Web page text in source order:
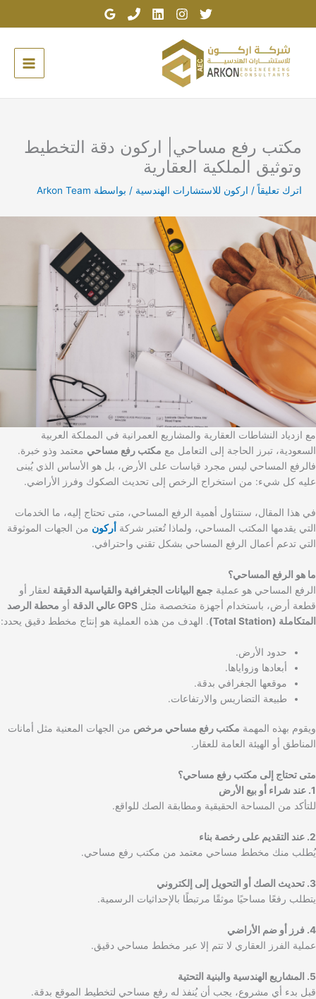
مكتب رفع مساحي| اركون دقة التخطيط
وتوثيق الملكية العقارية
اترك تعليقاً / اركون للاستشارات الهندسية / بواسطة Arkon Team
مع ازدياد النشاطات العقارية والمشاريع العمرانية في المملكة العربية
السعودية، تبرز الحاجة إلى التعامل مع مكتب رفع مساحي معتمد وذو خبرة.
فالرفع المساحي ليس مجرد قياسات على الأرض، بل هو الأساس الذي يُبنى
عليه كل شيء: من استخراج الرخص إلى تحديث الصكوك وفرز الأراضي.
في هذا المقال، سنتناول أهمية الرفع المساحي، متى تحتاج إليه، ما الخدمات
التي يقدمها المكتب المساحي، ولماذا تُعتبر شركة أركون من الجهات الموثوقة
التي تدعم أعمال الرفع المساحي بشكل تقني واحترافي.
ما هو الرفع المساحي؟
الرفع المساحي هو عملية جمع البيانات الجغرافية والقياسية الدقيقة لعقار أو
قطعة أرض، باستخدام أجهزة متخصصة مثل GPS عالي الدقة أو محطة الرصد
المتكاملة (Total Station)
. الهدف من هذه العملية هو إنتاج مخطط دقيق يحدد:
حدود الأرض.
أبعادها وزواياها.
موقعها الجغرافي بدقة.
طبيعة التضاريس والارتفاعات.
ويقوم بهذه المهمة مكتب رفع مساحي مرخص من الجهات المعنية مثل أمانات
المناطق أو الهيئة العامة للعقار.
متى تحتاج إلى مكتب رفع مساحي؟
1. عند شراء أو بيع الأرض
للتأكد من المساحة الحقيقية ومطابقة الصك للواقع.
2. عند التقديم على رخصة بناء
يُطلب منك مخطط مساحي معتمد من مكتب رفع مساحي.
3. تحديث الصك أو التحويل إلى إلكتروني
يتطلب رفعًا مساحيًا موثقًا مرتبطًا بالإحداثيات الرسمية.
4. فرز أو ضم الأراضي
عملية الفرز العقاري لا تتم إلا عبر مخطط مساحي دقيق.
5. المشاريع الهندسية والبنية التحتية
قبل بدء أي مشروع، يجب أن يُنفذ له رفع مساحي لتخطيط الموقع بدقة.